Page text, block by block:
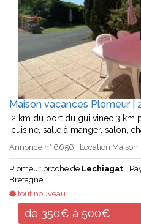
Maison vacances Plomeur |
.2 km du port du guilvinec.3 km
.cuisine, salle à manger, salon,
Annonce n° 6656 | Location Maison
Plomeur proche de Lechiagat
Bretagne
tout nouveau
de 350€ à 500€